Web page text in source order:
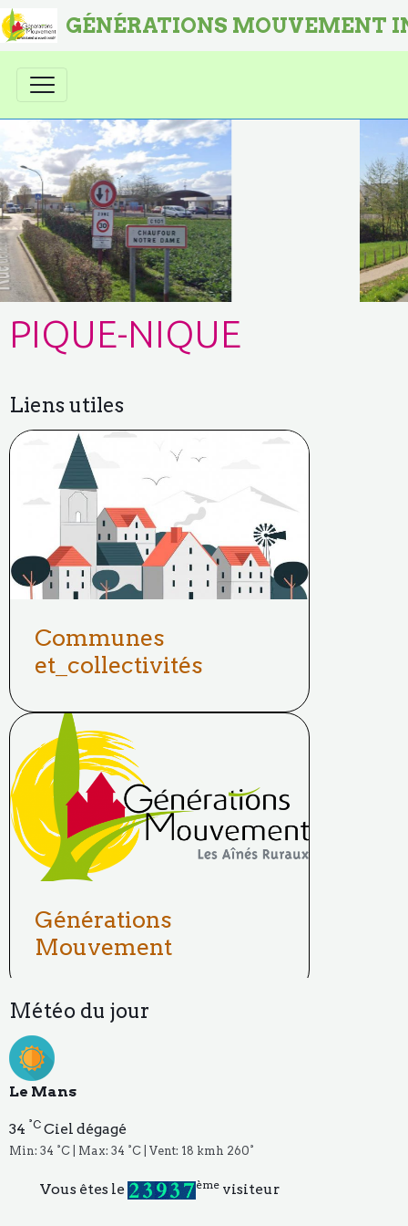
GÉNÉRATIONS MOUVEMENT
PIQUE-NIQUE
Liens utiles
Communes
et_collectivités
Générations
Mouvement
Météo du jour
Le Mans
34 °C Ciel dégagé
Min: 34 °C | Max: 34 °C | Vent: 18 kmh 260°
Vous êtes le èmevisiteur